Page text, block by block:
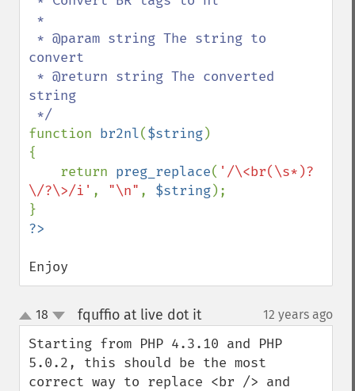
convert
string
function br2nl($string)
{
    return
preg_replace( '/\<br(\s*)?
\/?\>/i' , "\n" , $string);
Enjoy
up
down
18 fquffio at live dot it¶ 12 years ago
Starting from PHP 4.3.10 and PHP
5.0.2, this should be the most
correct way to replace <br /> and